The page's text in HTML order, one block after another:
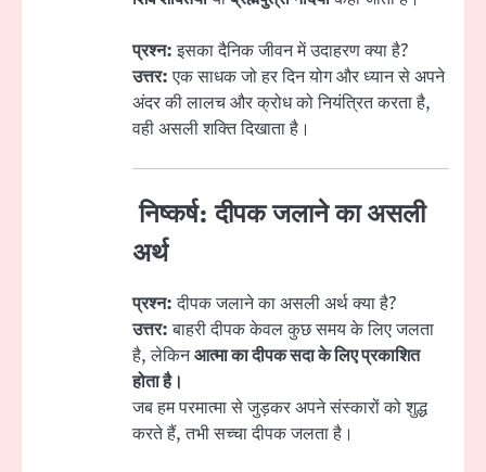
प्रश्न:इसका दैनिक जीवन में उदाहरण क्या है?
उत्तर:एक साधक जो हर दिन योग और ध्यान से अपने
अंदर की लालच और क्रोध को नियंत्रित करता है,
वही असली शक्ति दिखाता है।
निष्कर्ष: दीपक जलाने का असली
अर्थ
प्रश्न:दीपक जलाने का असली अर्थ क्या है?
उत्तर:बाहरी दीपक केवल कुछ समय के लिए जलता
है, लेकिनआत्मा का दीपक सदा के लिए प्रकाशित
होता है।
जब हम परमात्मा से जुड़कर अपने संस्कारों को शुद्ध
करते हैं, तभी सच्चा दीपक जलता है।